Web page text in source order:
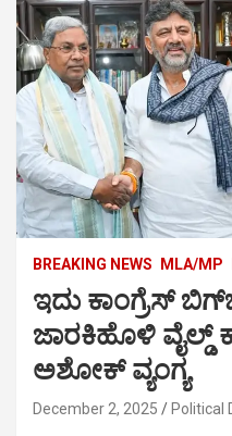
BREAKING NEWS MLA/MP
ಇದು ಕಾಂಗ್ರೆಸ್‌
ಜಾರಕಿಹೊಳಿ ವೈಲ್ಡ್
ಅಶೋಕ್ ವ್ಯಂಗ್ಯ
December 2, 2025 Political